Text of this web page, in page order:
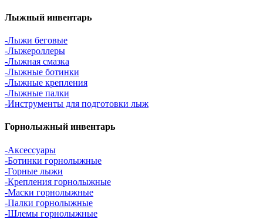
Лыжный инвентарь
-Лыжи беговые
-Лыжероллеры
-Лыжная смазка
-Лыжные ботинки
-Лыжные крепления
-Лыжные палки
-Инструменты для подготовки лыж
Горнолыжный инвентарь
-Аксессуары
-Ботинки горнолыжные
-Горные лыжи
-Крепления горнолыжные
-Маски горнолыжные
-Палки горнолыжные
-Шлемы горнолыжные